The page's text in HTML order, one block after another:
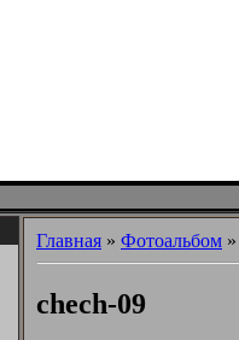
Главная » Фотоальбом
chech-09